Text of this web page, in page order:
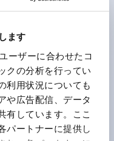
ます
ーザーに合わせたコ
クの分析を行ってい
利用状況についても
や広告配信、データ
有しています。ここ
パートナーに提供し
になり、ダイレクト
まで対応可能になり
削減。（パイロットラ
LSRD球）。これま
1色のLED球で各色